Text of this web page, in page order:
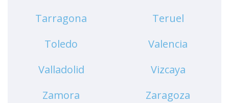
Tarragona
Teruel
Toledo
Valencia
Valladolid
Vizcaya
Zamora
Zaragoza